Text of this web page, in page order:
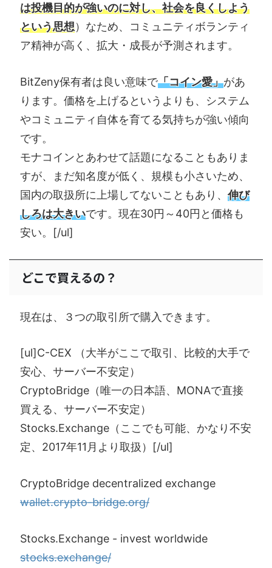
は投機目的が強いのに対し、社会を良くしよう
という思想）なため、コミュニティボランティ
ア精神が高く、拡大・成長が予測されます。
BitZeny保有者は良い意味で「コイン愛」があ
ります。価格を上げるというよりも、システム
やコミュニティ自体を育てる気持ちが強い傾向
です。
モナコインとあわせて話題になることもありま
すが、まだ知名度が低く、規模も小さいため、
国内の取扱所に上場してないこともあり、伸び
しろは大きいです。現在30円～40円と価格も
安い。[/ul]
どこで買えるの？
現在は、３つの取引所で購入できます。
[ul]C-CEX （大半がここで取引、比較的大手で
安心、サーバー不安定）
CryptoBridge（唯一の日本語、MONAで直接
買える、サーバー不安定）
Stocks.Exchange（ここでも可能、かなり不安
定、2017年11月より取扱）[/ul]
CryptoBridge decentralized exchange
wallet.crypto-bridge.org/
Stocks.Exchange - invest worldwide
stocks.exchange/